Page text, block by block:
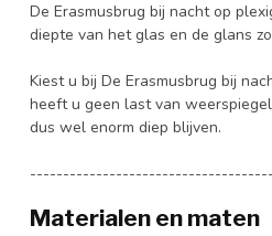
De Erasmusbrug bij nacht op
diepte van het glas en de glans
Kiest u bij De Erasmusbrug bij
heeft u geen last van
dus wel enorm diep blijven.
Materialen en maten